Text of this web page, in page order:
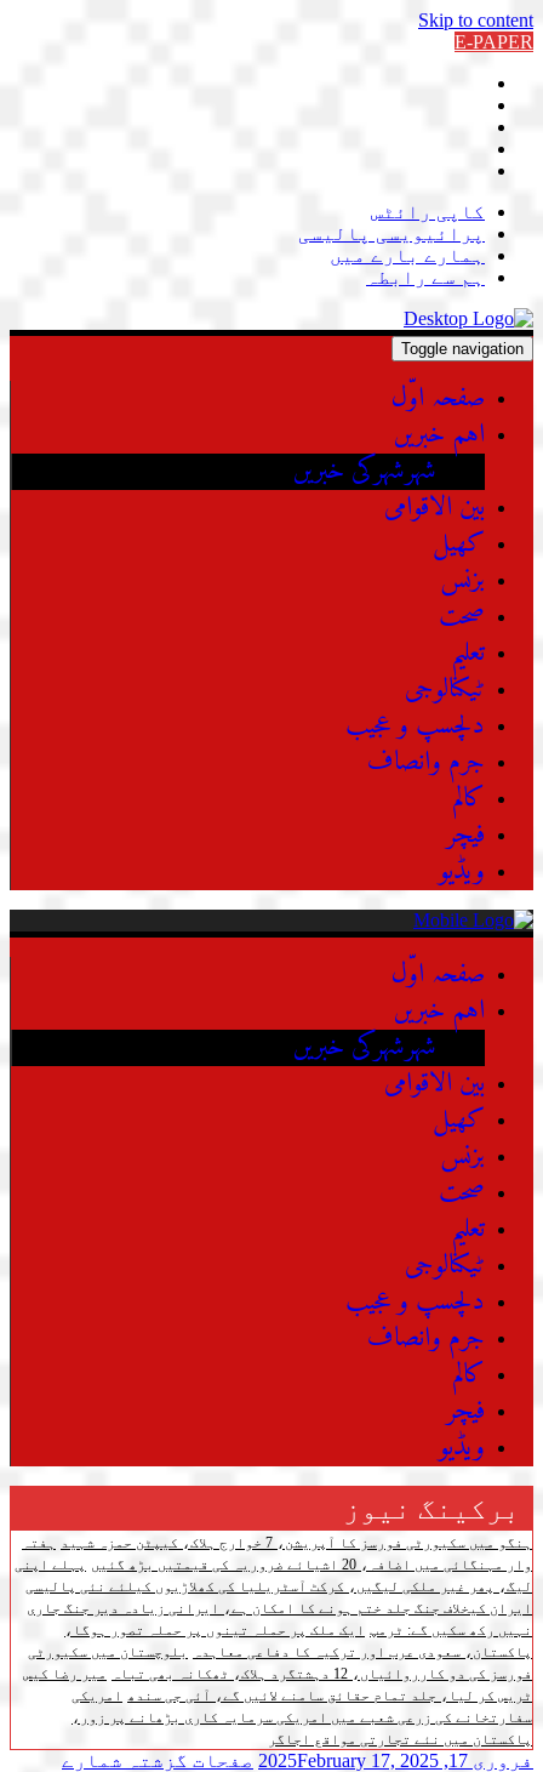
Skip to content
E-PAPER
کاپی رائٹس
پرائیویسی پالیسی
ہمارے بارے میں
ہم سے رابطہ
Toggle navigation
صفحہ اوّل
اہم خبریں
شہرشہرکی خبریں
بین الاقوامی
کھیل
بزنس
صحت
تعلیم
ٹیکنالوجی
دلچسپ و عجیب
جرم وانصاف
کالم
فیچر
ویڈیو
صفحہ اوّل
اہم خبریں
شہرشہرکی خبریں
بین الاقوامی
کھیل
بزنس
صحت
تعلیم
ٹیکنالوجی
دلچسپ و عجیب
جرم وانصاف
کالم
فیچر
ویڈیو
برکینگ نیوز
ہنگو میں سکیورٹی فورسز کا آپریشن، 7 خوارج ہلاک، کیپٹن حمزہ شہید
ہفتہ
وار مہنگائی میں اضافہ، 20 اشیائے ضروریہ کی قیمتیں بڑھ گئیں
پہلے اپنی
لیگ، پھر غیر ملکی لیگیں، کرکٹ آسٹریلیا کی کھلاڑیوں کیلئے نئی پالیسی
ایران کیخلاف جنگ جلد ختم ہونے کا امکان ہے، ایرانی زیادہ دیر جنگ جاری
نہیں رکھ سکیں گے: ٹرمپ ایک ملک پر حملہ تینوں پر حملہ تصور ہوگا،
پاکستان، سعودی عرب اور ترکیہ کا دفاعی معاہدہ
بلوچستان میں سکیورٹی
فورسز کی دو کارروائیاں، 12 دہشتگرد ہلاک، ٹھکانہ بھی تباہ
میر رضا کیس
ٹریس کر لیا، جلد تمام حقائق سامنے لائیں گے، آئی جی سندھ امریکی
سفارتخانے کی زرعی شعبے میں امریکی سرمایہ کاری بڑھانے پر زور،
پاکستان میں نئے تجارتی مواقع اجاگر
فروری 17, 2025 February 17, 2025 صفحات گزشتہ شمارے